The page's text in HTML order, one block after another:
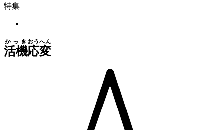
特集
活機
かっき
応変
おうへん